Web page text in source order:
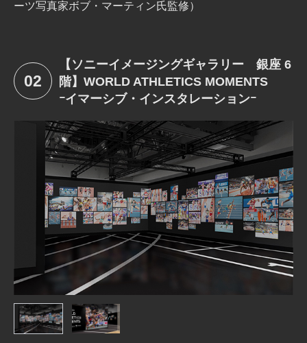
ーツ写真家ボブ・マーティン氏監修）
02
【ソニーイメージングギャラリー 銀座 6
階】WORLD ATHLETICS MOMENTS
ｰイマーシブ・インスタレーションｰ